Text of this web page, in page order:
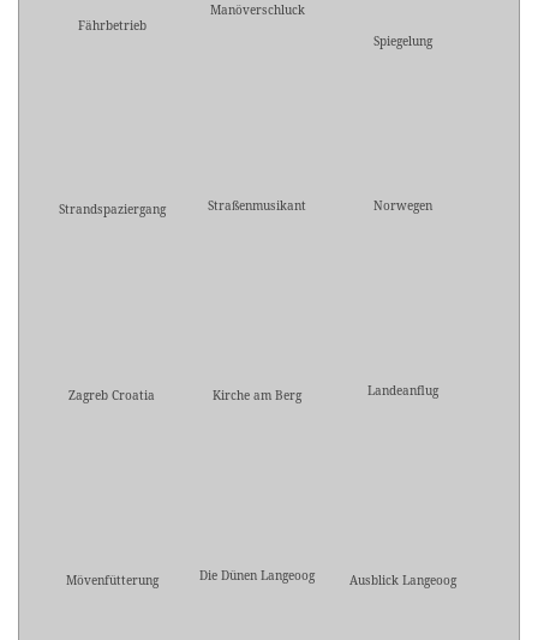
Fährbetrieb
Manöverschluck
Spiegelung
Strandspaziergang Straßenmusikant Norwegen
Zagreb Croatia Kirche am Berg Landeanflug
Mövenfütterung Die Dünen Langeoog Ausblick Langeoog